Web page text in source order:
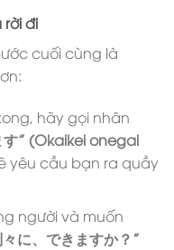
rời đi
cuối cùng là
hãy gọi nhân
す” (Okaikei onegai
yêu cầu bạn ra quầy
người và muốn
々に、できますか？”